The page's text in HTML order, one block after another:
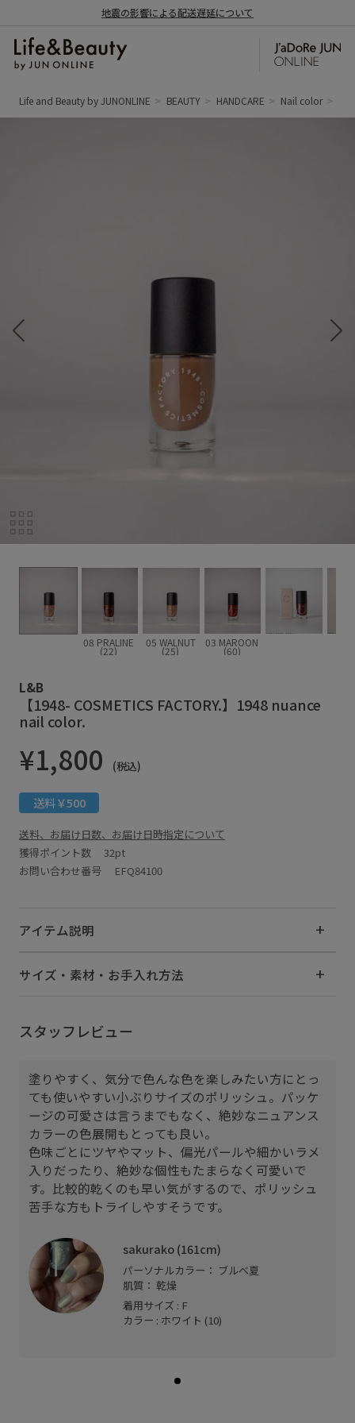
地震の影響による配送遅延について
Life and Beauty by JUNONLINE BEAUTY HANDCARE Nail color
08 PRALINE
(22)
05 WALNUT
(25)
03 MAROON
(60)
L&B
【1948- COSMETICS FACTORY.】1948 nuance
nail color.
¥1,800 (税込)
送料￥500
送料、お届け日数、お届け日時指定について
獲得ポイント数 32pt
お問い合わせ番号 EFQ84100
アイテム説明
サイズ・素材・お手入れ方法
スタッフレビュー
塗りやすく、気分で色んな色を楽しみたい方にとっ
ても使いやすい小ぶりサイズのポリッシュ。パッケ
ージの可愛さは言うまでもなく、絶妙なニュアンス
カラーの色展開もとっても良い。
色味ごとにツヤやマット、偏光パールや細かいラメ
入りだったり、絶妙な個性もたまらなく可愛いで
す。比較的乾くのも早い気がするので、ポリッシュ
苦手な方もトライしやすそうです。
sakurako (161cm)
パーソナルカラー： ブルべ夏
肌質： 乾燥
着用サイズ : F
カラー : ホワイト (10)